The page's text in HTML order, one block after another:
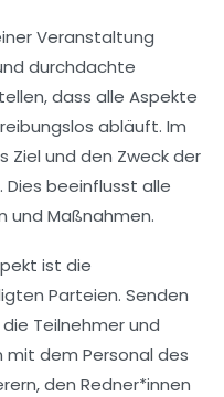
Veranstaltung
durchdachte
dass alle Aspekte
reibungslos abläuft. Im
Ziel und den Zweckder
beeinflusst alle
und Maßnahmen.
ist die
Parteien. Senden
Teilnehmer und
mit dem Personal des
, den Redner*innen